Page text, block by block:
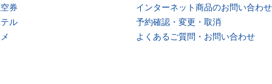
券
ル
インターネット商品のお問い合わせ
予約確認・変更・取消
よくあるご質問・お問い合わせ